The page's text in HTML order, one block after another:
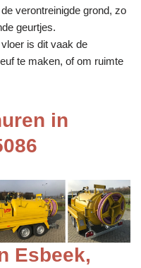
verontreinigde grond, zo
geurtjes.
is dit vaak de
te maken, of om ruimte
in
Esbeek,